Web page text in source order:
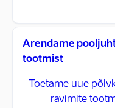
Arendame
tootmist
Toetame uue
ravimite